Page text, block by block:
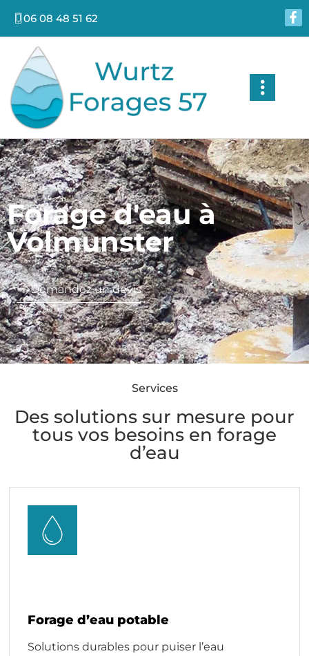
06 08 48 51 62
Forage d'eau à
Volmunster
Demandez un devis
Services
Des solutions sur mesure pour
tous vos besoins en forage
d’eau
Forage d’eau potable
Solutions durables pour puiser l’eau